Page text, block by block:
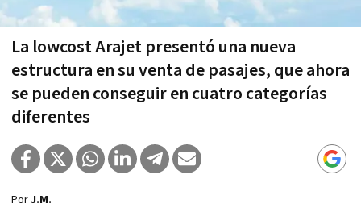
La lowcost Arajet presentó una nueva
estructura en su venta de pasajes, que ahora
se pueden conseguir en cuatro categorías
diferentes
PorJ.M.